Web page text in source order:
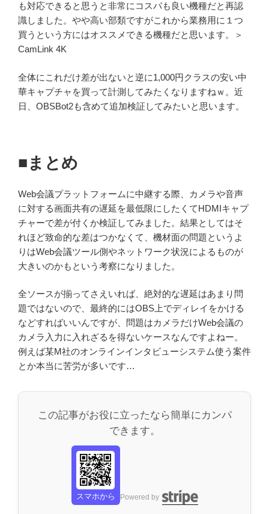
も対応できると思うと非常にコスパも良い機種だと再認
識しました。やや高い部類ですがこれから業務用に１つ
買うという方にはオススメできる機種だと思います。＞
CamLink 4K
全体にこれだけ差が出ないと逆に1,000円クラスの安い中
華キャプチャを買って計測してみたくなりますねｗ。近
日、OBSBot2も含めて追加検証してみたいと思います。
■まとめ
Web会議プラットフォームに中継する際、カメラや音声
に対する画面共有の遅延を最低限にしたくてHDMIキャプ
チャーで差が付くか検証してみました。結果としてはそ
れほど致命的な差はつかなくて、機材面の問題というよ
りはWeb会議ツール側やネットワーク状況によるものが
大きいのかもという考察になりました。
全ソースが揃ってさえいれば、絶対的な遅延はあまり問
題ではないので、最終的にはOBS上でディレイをかける
などすればいいんですが、問題はカメラだけWeb会議の
カメラ入力に入れざるを得ないケースなんですよねー。
例えば某M社のオンラインインタビューシステム使う案件
とか本当に苦労が多いです…
この記事がお役に立ったなら簡単にカンパ
できます。
スマホから Powered by